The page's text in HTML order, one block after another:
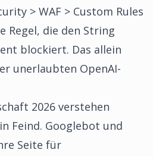
> WAF > Custom Rules
Regel, die den String
blockiert. Das allein
unerlaubten OpenAI-
2026 verstehen
Feind. Googlebot und
Seite für